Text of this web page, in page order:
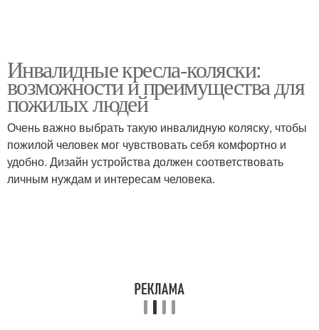
Инвалидные кресла-коляски:
возможности и преимущества для
пожилых людей
Очень важно выбрать такую инвалидную коляску, чтобы
пожилой человек мог чувствовать себя комфортно и
удобно. Дизайн устройства должен соответствовать
личным нуждам и интересам человека.